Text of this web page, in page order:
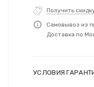
Получить
Самовывоз из
Доставка по
УСЛОВИЯ